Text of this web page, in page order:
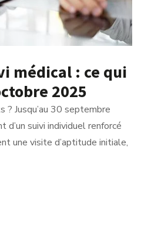
médical : ce qui
2025
Jusqu’au 30 septembre
suivi individuel renforcé
une visite d’aptitude initiale,